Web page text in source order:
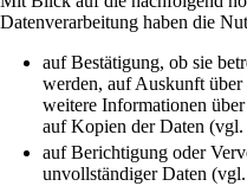
Datenverarbeitung haben die
auf Bestätigung, ob sie
werden, auf Auskunft
weitere Informationen
auf Kopien der Daten
auf Berichtigung oder
unvollständiger Daten